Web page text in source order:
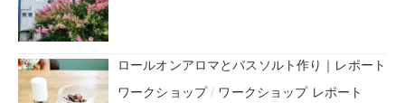
ロールオンアロマとバスソルト作り｜レポート
ワークショップ/ ワークショップ レポート